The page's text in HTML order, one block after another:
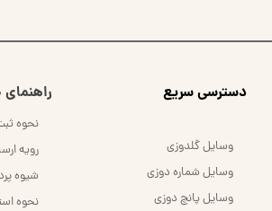
نحوه
رویه
شیوه
نحوه
​دسترسی سریع
وسایل گلدوزی
وسایل شماره دوزی
وسایل پانچ دوزی